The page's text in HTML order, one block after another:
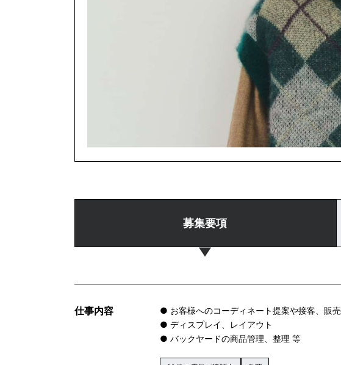
募集要項
仕事内容
● お客様へのコーディネート提案や接客、販売
● ディスプレイ、レイアウト
● バックヤードの商品管理、整理 等